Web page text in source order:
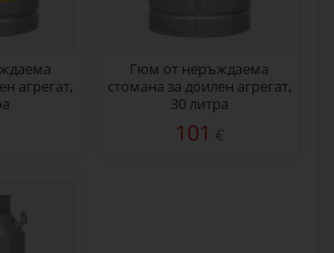
агрегат,
Гюм от неръждаема
стомана за доилен агрегат,
30 литра
101 €